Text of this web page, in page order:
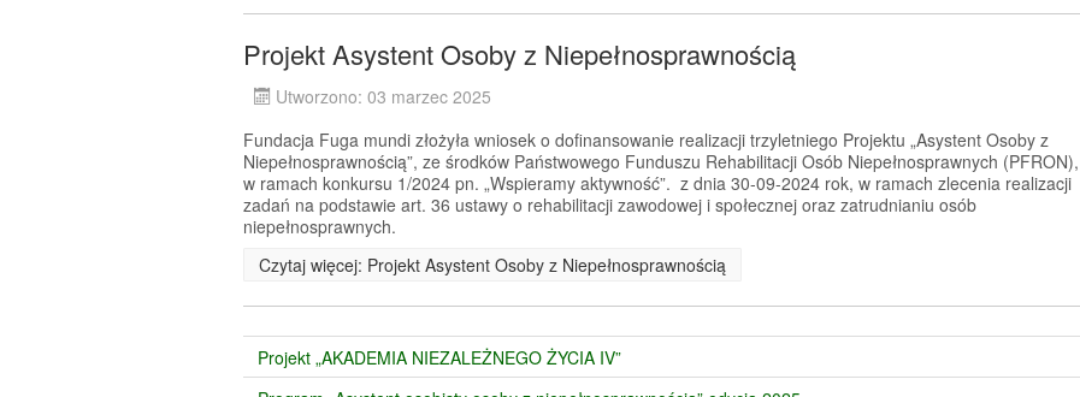
Projekt Asystent Osoby z Niepełnosprawnością
Utworzono: 03 marzec 2025
Fundacja Fuga mundi złożyła wniosek o dofinansowanie realizacji trzyletniego Projektu „Asystent Osoby z
Niepełnosprawnością”, ze środków Państwowego Funduszu Rehabilitacji Osób Niepełnosprawnych (PFRON),
w ramach konkursu 1/2024 pn. „Wspieramy aktywność”. z dnia 30-09-2024 rok, w ramach zlecenia realizacji
zadań na podstawie art. 36 ustawy o rehabilitacji zawodowej i społecznej oraz zatrudnianiu osób
niepełnosprawnych.
Czytaj więcej: Projekt Asystent Osoby z Niepełnosprawnością
Projekt „AKADEMIA NIEZALEŻNEGO ŻYCIA IV”